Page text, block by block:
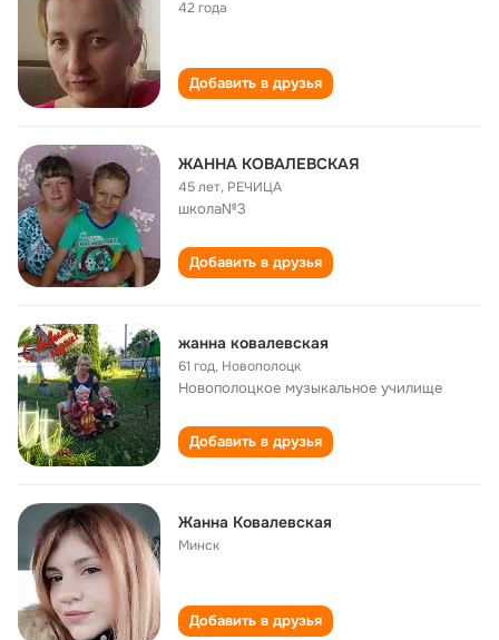
42 года
Добавить в друзья
ЖАННА КОВАЛЕВСКАЯ
45 лет, РЕЧИЦА
школа№3
Добавить в друзья
жанна ковалевская
61 год, Новополоцк
Новополоцкое музыкальное училище
Добавить в друзья
Жанна Ковалевская
Минск
Добавить в друзья